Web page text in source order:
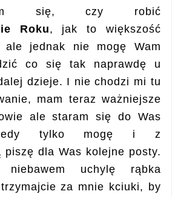
się, czy robić
Roku, jak to większość
ale jednak nie mogę Wam
co się tak naprawdę u
dzieje. I nie chodzi mi tu
mam teraz ważniejsze
ale staram się do Was
tylko mogę i z
piszę dla Was kolejne posty.
uchylę rąbka
za mnie kciuki, by